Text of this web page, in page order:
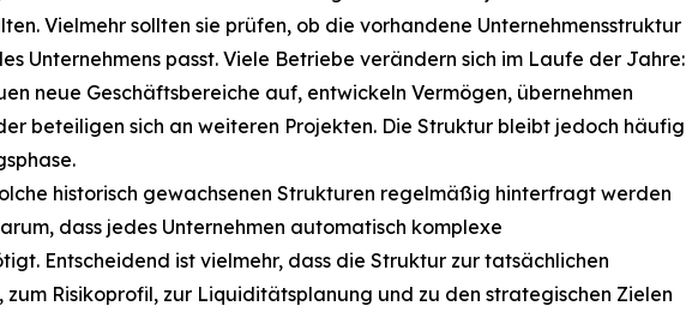
Vielmehr sollten sie prüfen, ob die vorhandene Unternehmensstruktur
Unternehmens passt. Viele Betriebe verändern sich im Laufe der Jahre:
neue Geschäftsbereiche auf, entwickeln Vermögen, übernehmen
beteiligen sich an weiteren Projekten. Die Struktur bleibt jedoch häufig
historisch gewachsenen Strukturen regelmäßig hinterfragt werden
dass jedes Unternehmen automatisch komplexe
Entscheidend ist vielmehr, dass die Struktur zur tatsächlichen
Risikoprofil, zur Liquiditätsplanung und zu den strategischen Zielen